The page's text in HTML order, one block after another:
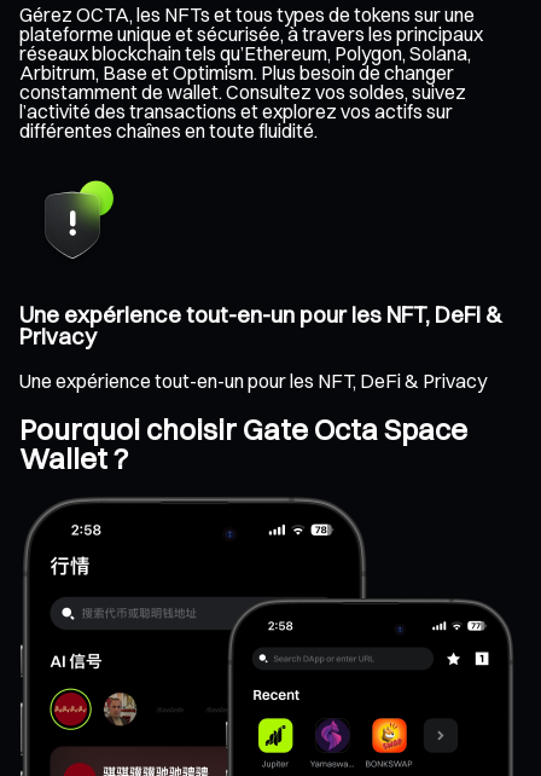
Gérez OCTA, les NFTs et tous types de tokens sur une
plateforme unique et sécurisée, à travers les principaux
réseaux blockchain tels qu’Ethereum, Polygon, Solana,
Arbitrum, Base et Optimism. Plus besoin de changer
constamment de wallet. Consultez vos soldes, suivez
l’activité des transactions et explorez vos actifs sur
différentes chaînes en toute fluidité.
Une expérience tout-en-un pour les NFT, DeFi &
Privacy
Une expérience tout-en-un pour les NFT, DeFi & Privacy
Pourquoi choisir Gate Octa Space
Wallet ?